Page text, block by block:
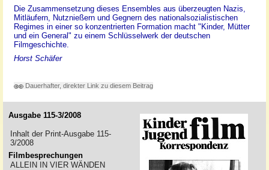
Die Zusammensetzung dieses Ensembles aus überzeugten Nazis,
Mitläufern, Nutznießern und Gegnern des nationalsozialistischen
Regimes in einer so konzentrierten Formation macht "Kinder, Mütter
und ein General" zu einem Schlüsselwerk der deutschen
Filmgeschichte.
Horst Schäfer
Dauerhafter, direkter Link zu diesem Beitrag
Ausgabe 115-3/2008
Inhalt der Print-Ausgabe 115-
3/2008
Filmbesprechungen
ALLEIN IN VIER WÄNDEN